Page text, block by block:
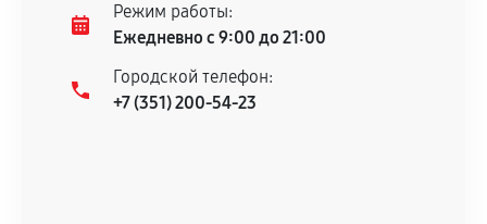
Режим работы:
Ежедневно с 9:00 до 21:00
Городской телефон:
+7 (351) 200-54-23